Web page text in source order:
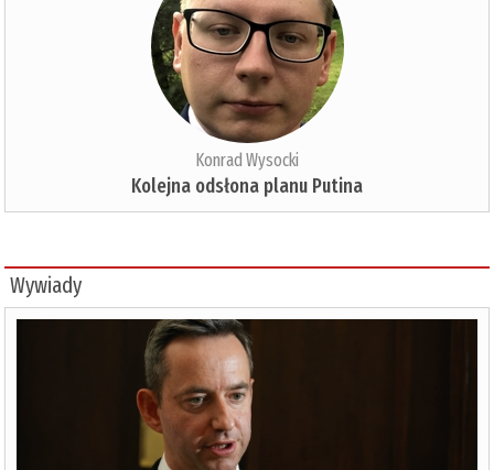
Konrad Wysocki
Kolejna odsłona planu Putina
Wywiady